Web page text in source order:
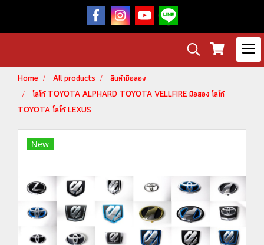
Home All products
สินค้ามือสอง
โลโก้ TOYOTA ALPHARD TOYOTA VELLFIRE มือสอง โลโก้
TOYOTA โลโก้ LEXUS
New